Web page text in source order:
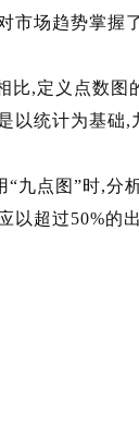
市场趋势掌握
,定义点数图的
以统计为基础
点图”时,分析
以超过50%的